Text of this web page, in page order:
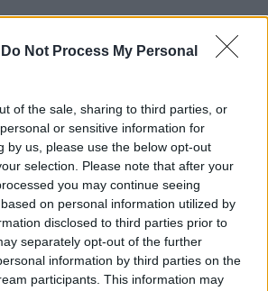
Do Not Process My Personal
of the sale, sharing to third parties, or
or sensitive information for
by us, please use the below opt-out
selection. Please note that after your
you may continue seeing
on personal information utilized by
disclosed to third parties prior to
separately opt-out of the further
information by third parties on the
participants. This information may